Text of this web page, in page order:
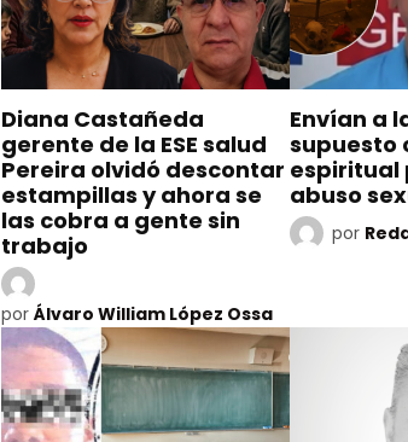
Diana Castañeda
gerente de la ESE salud
Pereira olvidó descontar
estampillas y ahora se
las cobra a gente sin
trabajo
por Álvaro William López Ossa
Envían a
supuesto
espiritual
abuso
por